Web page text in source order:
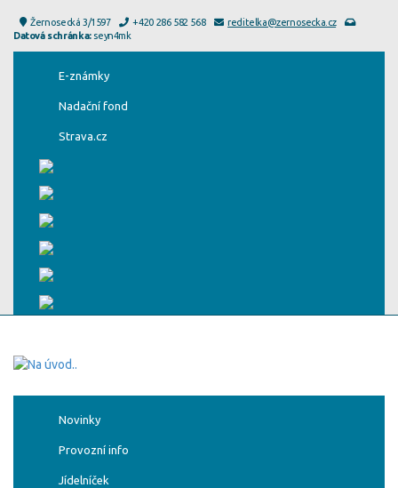
Žernosecká 3/1597 +420 286 582 568
reditelka@zernosecka.cz
Datová schránka:seyn4mk
E-známky
Nadační fond
Strava.cz
Novinky
Provozní info
Jídelníček